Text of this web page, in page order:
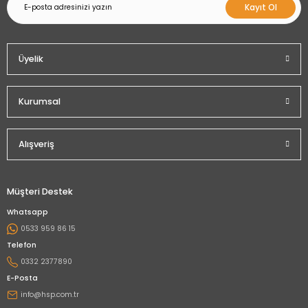
Kayıt Ol
Üyelik
Kurumsal
Alışveriş
Müşteri Destek
Whatsapp
0533 959 86 15
Telefon
0332 2377890
E-Posta
info@hsp.com.tr